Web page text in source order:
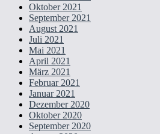
Oktober 2021
September 2021
August 2021
Juli 2021
Mai 2021
April 2021
März 2021
Februar 2021
Januar 2021
Dezember 2020
Oktober 2020
September 2020